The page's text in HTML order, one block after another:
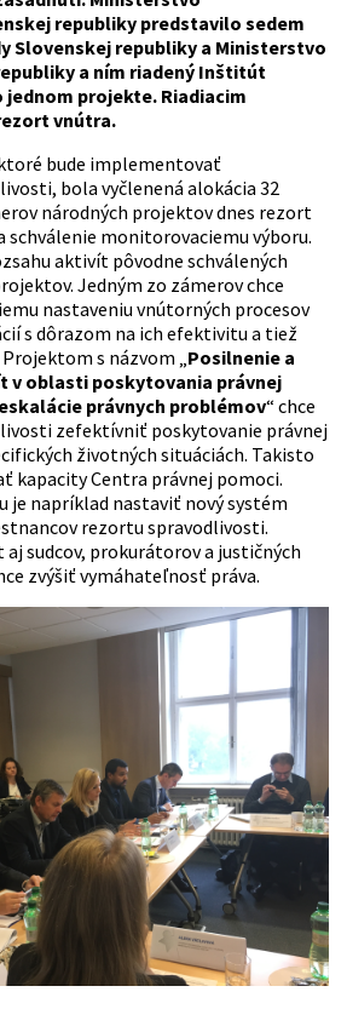
republiky predstavilo sedem
Slovenskej republiky a Ministerstvo
a ním riadený Inštitút
projekte. Riadiacim
vnútra.
bude implementovať
bola vyčlenená alokácia 32
národných projektov dnes rezort
monitorovaciemu výboru.
aktivít pôvodne schválených
Jedným zo zámerov chce
nastaveniu vnútorných procesov
s dôrazom na ich efektivitu a tiež
s názvom „ Posilnenie a
v oblasti poskytovania právnej
právnych problémov“ chce
zefektívniť poskytovanie právnej
životných situáciách. Takisto
kapacity Centra právnej pomoci.
je napríklad nastaviť nový systém
rezortu spravodlivosti.
sudcov, prokurátorov a justičných
zvýšiť vymáhateľnosť práva.